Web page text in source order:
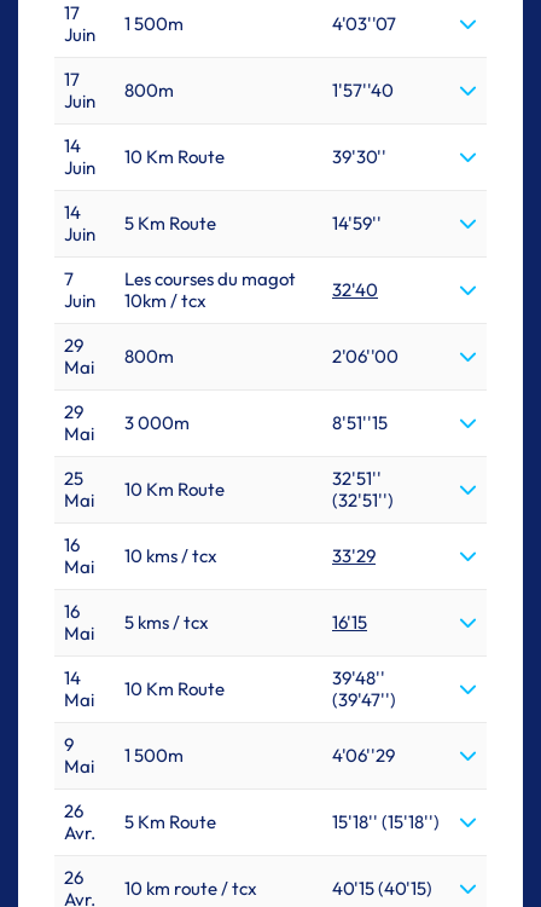
17
Juin
1 500m 4'03''07
17
Juin
800m 1'57''40
14
Juin
10 Km Route 39'30''
14
Juin
5 Km Route 14'59''
7
Juin
Les courses du magot
10km / tcx
32'40
29
Mai
800m 2'06''00
29
Mai
3 000m 8'51''15
25
Mai
10 Km Route
32'51''
(32'51'')
16
Mai
10 kms / tcx 33'29
16
Mai
5 kms / tcx 16'15
14
Mai
10 Km Route
39'48''
(39'47'')
9
Mai
1 500m 4'06''29
26
Avr.
5 Km Route 15'18'' (15'18'')
26
Avr.
10 km route / tcx 40'15 (40'15)